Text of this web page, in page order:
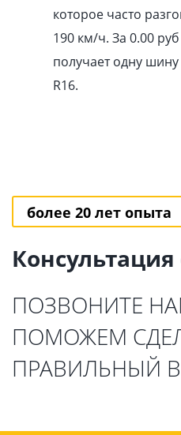
которое часто
190 км/ч. За 0.00 pуб
получает одну
R16.
более 20 лет опыта
Консультация
ПОЗВОНИТЕ
ПОМОЖЕМ
ПРАВИЛЬНЫЙ